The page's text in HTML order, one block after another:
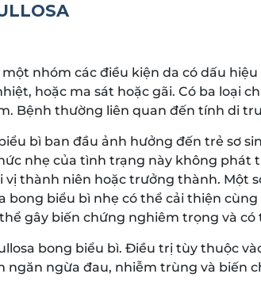
nhóm các điều kiện da có dấu
hoặc ma sát hoặc gãi. Có ba loại
Bệnh thường liên quan đến tính di
bì ban đầu ảnh hưởng đến trẻ sơ
nhẹ của tình trạng này không phát
thành niên hoặc trưởng thành. Một
bong biểu bì nhẹ có thể cải thiện
gây biến chứng nghiêm trọng và có
bong biểu bì. Điều trị tùy thuộc
ngăn ngừa đau, nhiễm trùng và biến